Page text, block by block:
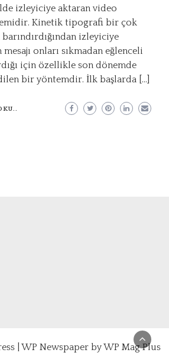
izleyiciye aktaran video
Kinetik tipografi bir çok
izleyiciye
onları sıkmadan eğlenceli
için özellikle son dönemde
bir yöntemdir. İlk başlarda […]
| WP Newspaper by WP Mag Plus